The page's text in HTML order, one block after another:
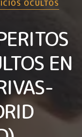
OCULTOS
EN